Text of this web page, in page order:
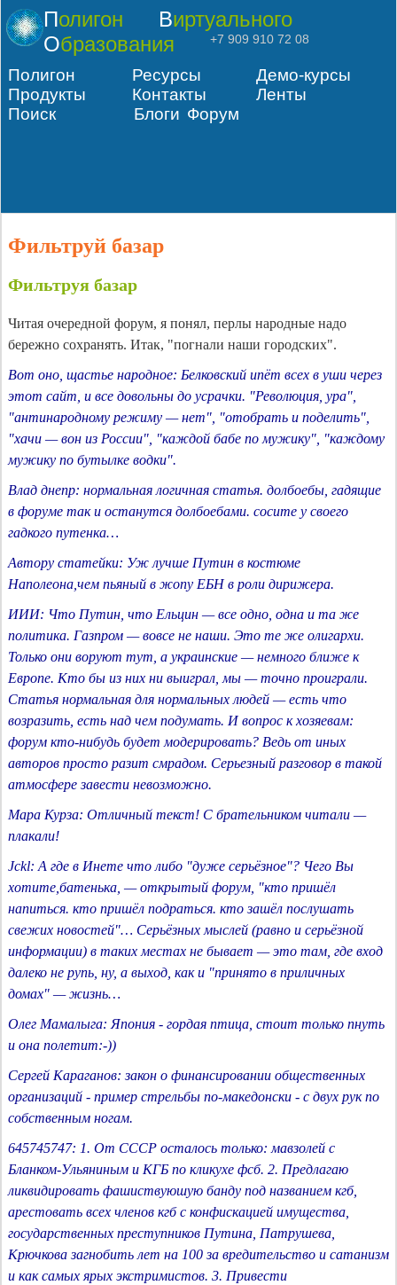
Полигон
Виртуального
Образования
+7 909 910 72 08
Полигон Ресурсы
Демо-курсы
Продукты
Контакты
Ленты
Поиск
Блоги Форум
Фильтруй базар
Фильтруя базар
Читая очередной форум, я понял, перлы народные надо
бережно сохранять. Итак, "погнали наши городских".
Вот оно, щастье народное: Белковский ипёт всех в уши через
этот сайт, и все довольны до усрачки. "Революция, ура",
"антинародному режиму — нет", "отобрать и поделить",
"хачи — вон из России", "каждой бабе по мужику", "каждому
мужику по бутылке водки".
Влад днепр: нормальная логичная статья. долбоебы, гадящие
в форуме так и останутся долбоебами. сосите у своего
гадкого путенка…
Автору статейки: Уж лучше Путин в костюме
Наполеона,чем пьяный в жопу ЕБН в роли дирижера.
ИИИ: Что Путин, что Ельцин — все одно, одна и та же
политика. Газпром — вовсе не наши. Это те же олигархи.
Только они воруют тут, а украинские — немного ближе к
Европе. Кто бы из них ни выиграл, мы — точно проиграли.
Статья нормальная для нормальных людей — есть что
возразить, есть над чем подумать. И вопрос к хозяевам:
форум кто-нибудь будет модерировать? Ведь от иных
авторов просто разит смрадом. Серьезный разговор в такой
атмосфере завести невозможно.
Мара Курза: Отличный текст! С брательником читали —
плакали!
Jckl: А где в Инете что либо "дуже серьёзное"? Чего Вы
хотите,батенька, — открытый форум, "кто пришёл
напиться. кто пришёл подраться. кто зашёл послушать
свежих новостей"… Серьёзных мыслей (равно и серьёзной
информации) в таких местах не бывает — это там, где вход
далеко не рупь, ну, а выход, как и "принято в приличных
домах" — жизнь…
Олег Мамалыга: Япония - гордая птица, стоит только пнуть
и она полетит:-))
Сергей Караганов: закон о финансировании общественных
организаций - пример стрельбы по-македонски - с двух рук по
собственным ногам.
645745747: 1. От СССР осталось только: мавзолей с
Бланком-Ульяниным и КГБ по кликухе фсб. 2. Предлагаю
ликвидировать фашиствуюшую банду под названием кгб,
арестовать всех членов кгб с конфискацией имущества,
государственных преступников Путина, Патрушева,
Крючкова загнобить лет на 100 за вредительство и сатанизм
и как самых ярых экстримистов. 3. Привести